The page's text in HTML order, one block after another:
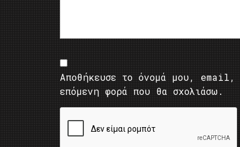
Αποθήκευσε το όνομά μου, email,
επόμενη φορά που θα σχολιάσω.